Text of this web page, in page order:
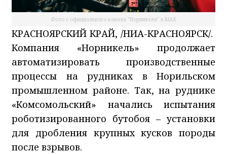
Фото с официального канала "Норникеля" в МАХ
КРАСНОЯРСКИЙ КРАЙ, /НИА-КРАСНОЯРСК/.
Компания «Норникель» продолжает
автоматизировать производственные
процессы на рудниках в Норильском
промышленном районе. Так, на руднике
«Комсомольский» начались испытания
роботизированного бутобоя – установки
для дробления крупных кусков породы
после взрывов.